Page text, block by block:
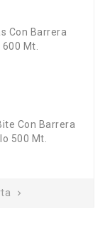
Con Barrera
Mt.
Con Barrera
500 Mt.
